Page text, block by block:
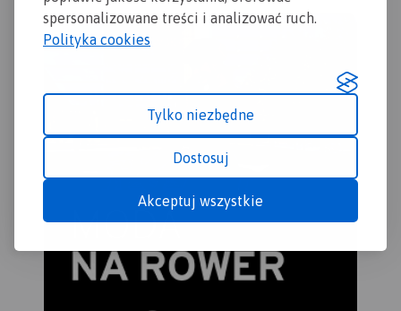
spersonalizowane treści i analizować ruch.
Polityka cookies
Tylko niezbędne
Dostosuj
Akceptuj wszystkie